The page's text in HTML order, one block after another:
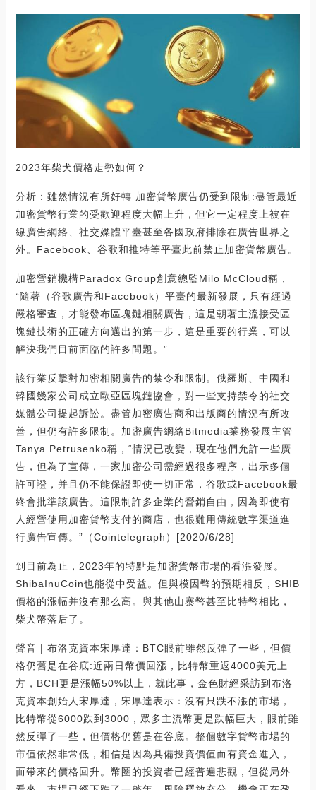
2023年柴犬價格走勢如何？
分析：雖然情況有所好轉 加密貨幣廣告仍受到限制:盡管最近
加密貨幣行業的受歡迎程度大幅上升，但它一定程度上被在
線廣告網絡、社交媒體平臺甚至各國政府排除在廣告世界之
外。Facebook、谷歌和推特等平臺此前禁止加密貨幣廣告。
加密營銷機構Paradox Group創意總監Milo McCloud稱，
“隨著（谷歌廣告和Facebook）平臺的最新發展，只有經過
嚴格審查，才能發布區塊鏈相關廣告，這是朝著主流接受區
塊鏈技術的正確方向邁出的第一步，這是重要的行業，可以
解決我們目前面臨的許多問題。”
該行業反擊對加密相關廣告的禁令和限制。俄羅斯、中國和
韓國幾家公司成立歐亞區塊鏈協會，對一些支持禁令的社交
媒體公司提起訴訟。盡管加密廣告商和出版商的情況有所改
善，但仍有許多限制。加密廣告網絡Bitmedia業務發展主管
Tanya Petrusenko稱，“情況已改變，現在他們允許一些廣
告，但為了宣傳，一家加密公司需經過很多程序，出示多個
許可證，并且仍不能保證即使一切正常，谷歌或Facebook最
終會批準該廣告。這限制許多企業的營銷自由，因為即使有
人經營使用加密貨幣支付的商店，也很難用傳統數字渠道進
行廣告宣傳。”（Cointelegraph）[2020/6/28]
到目前為止，2023年的特點是加密貨幣市場的看漲發展。
ShibaInuCoin也能從中受益。但與模因幣的預期相反，SHIB
價格的漲幅并沒有那么高。與其他山寨幣甚至比特幣相比，
柴犬幣落后了。
聲音 | 布洛克資本宋厚達：BTC眼前雖然反彈了一些，但價
格仍舊是在谷底:近兩日幣價回漲，比特幣重返4000美元上
方，BCH更是漲幅50%以上，就此事，金色財經采訪到布洛
克資本創始人宋厚達，宋厚達表示：沒有只跌不漲的市場，
比特幣從6000跌到3000，眾多主流幣更是跌幅巨大，眼前雖
然反彈了一些，但價格仍舊是在谷底。整個數字貨幣市場的
市值依然非常低，相信是因為具備投資價值而有資金進入，
而帶來的價格回升。幣圈的投資者已經普遍悲觀，但從局外